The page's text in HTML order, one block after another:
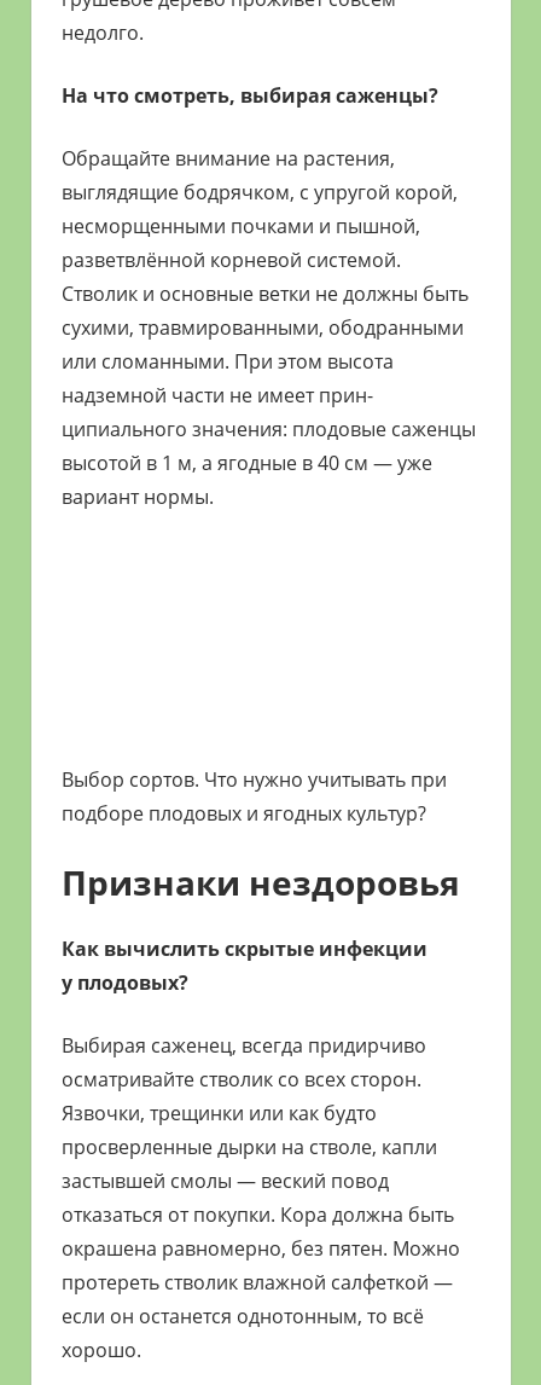
недолго.
На что смотреть, выбирая саженцы?
Обращайте внимание на растения,
выглядящие бодрячком, с упругой корой,
несморщенными почками и пышной,
разветвлённой корневой системой.
Стволик и основные ветки не должны быть
сухими, травмированными, ободранными
или сломанными. При этом высота
надземной части не имеет прин­
ципиального значения: плодовые саженцы
высотой в 1 м, а ягодные в 40 см — уже
вариант нормы.
Выбор сортов. Что нужно учитывать при
подборе плодовых и ягодных культур?
Признаки нездоровья
Как вычислить скрытые инфекции
у плодовых?
Выбирая саженец, всегда придирчиво
осматривайте стволик со всех сторон.
Язвочки, трещинки или как будто
просверленные дырки на стволе, капли
застывшей смолы — веский повод
отказаться от покупки. Кора должна быть
окрашена равномерно, без пятен. Можно
протереть стволик влажной салфеткой —
если он останется однотонным, то всё
хорошо.